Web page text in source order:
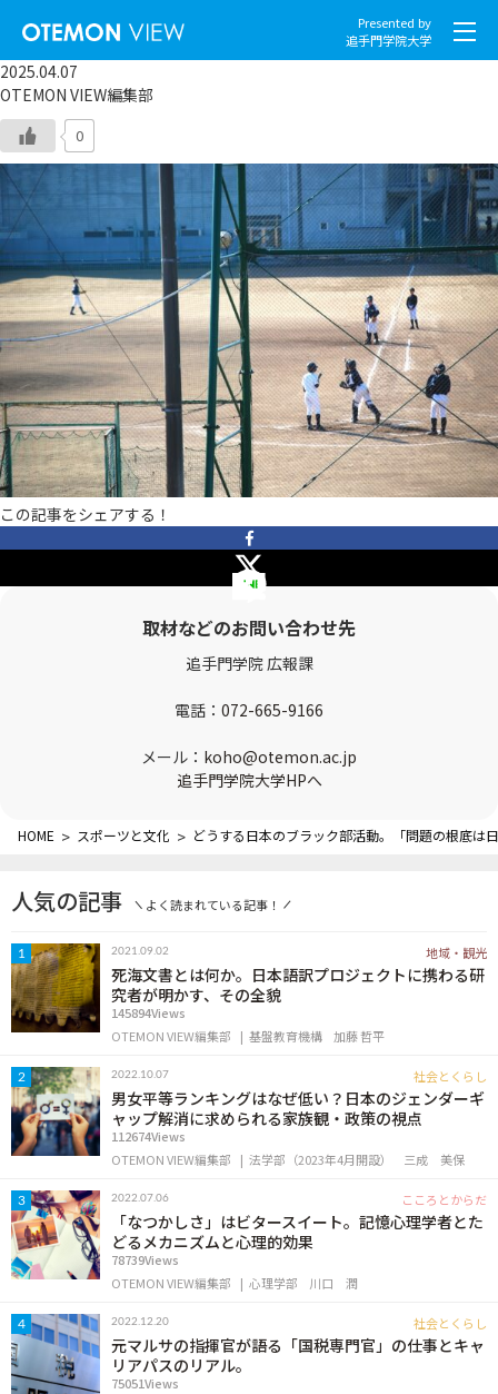
Presented by
追手門学院大学
グローバル
スポーツと文化
こころとからだ
IT・メディア
地域・観光
OTEMON VIEWについて
2025.04.07
OTEMON VIEW編集部
0
この記事をシェアする！
取材などのお問い合わせ先
追手門学院 広報課
電話： 072-665-9166
メール： koho@otemon.ac.jp
追手門学院大学HPへ
HOME > スポーツと文化 > どうする日本のブラック部活動。「問題の根底は
人気の記事 よく読まれている記事！
1 2021.09.02 地域・観光
死海文書とは何か。日本語訳プロジェクトに携わる研
究者が明かす、その全貌
145894Views
OTEMON VIEW編集部
基盤教育機構 加藤 哲平
2 2022.10.07 社会とくらし
男女平等ランキングはなぜ低い？日本のジェンダーギ
ャップ解消に求められる家族観・政策の視点
112674Views
OTEMON VIEW編集部
法学部（2023年4月開設） 三成 美保
3 2022.07.06 こころとからだ
「なつかしさ」はビタースイート。記憶心理学者とた
どるメカニズムと心理的効果
78739Views
OTEMON VIEW編集部
心理学部 川口 潤
4 2022.12.20 社会とくらし
元マルサの指揮官が語る「国税専門官」の仕事とキャ
リアパスのリアル。
75051Views